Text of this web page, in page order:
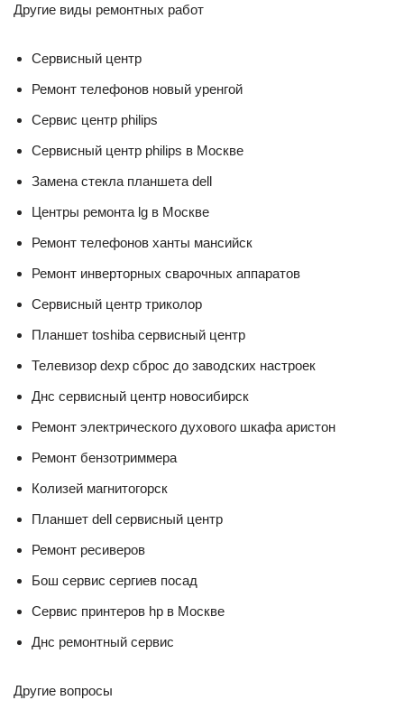
Другие виды ремонтных работ
Сервисный центр
Ремонт телефонов новый уренгой
Сервис центр philips
Сервисный центр philips в Москве
Замена стекла планшета dell
Центры ремонта lg в Москве
Ремонт телефонов ханты мансийск
Ремонт инверторных сварочных аппаратов
Сервисный центр триколор
Планшет toshiba сервисный центр
Телевизор dexp сброс до заводских настроек
Днс сервисный центр новосибирск
Ремонт электрического духового шкафа аристон
Ремонт бензотриммера
Колизей магнитогорск
Планшет dell сервисный центр
Ремонт ресиверов
Бош сервис сергиев посад
Сервис принтеров hp в Москве
Днс ремонтный сервис
Другие вопросы